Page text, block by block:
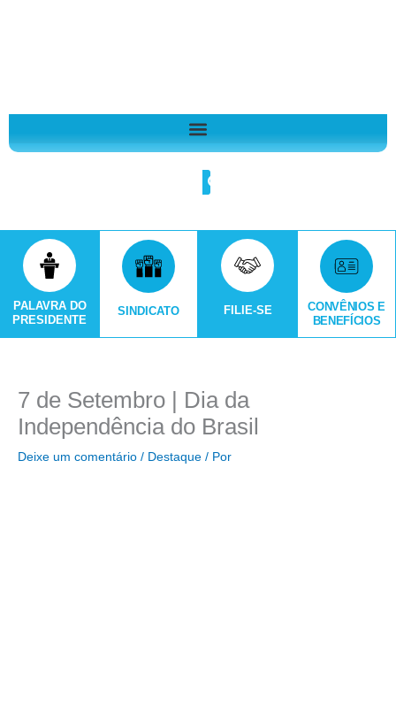
Search
PALAVRA DO
PRESIDENTE
SINDICATO FILIE-SE
CONVÊNIOS E
BENEFÍCIOS
7 de Setembro | Dia da
Independência do Brasil
Deixe um comentário / Destaque / Por
o